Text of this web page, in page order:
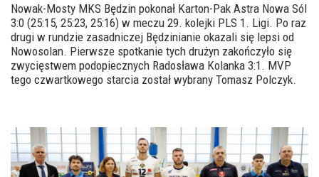
Nowak-Mosty MKS Będzin pokonał Karton-Pak Astra Nowa Sól
3:0 (25:15, 25:23, 25:16) w meczu 29. kolejki PLS 1. Ligi. Po raz
drugi w rundzie zasadniczej Będzinianie okazali się lepsi od
Nowosolan. Pierwsze spotkanie tych drużyn zakończyło się
zwycięstwem podopiecznych Radosława Kolanka 3:1. MVP
tego czwartkowego starcia został wybrany Tomasz Polczyk.